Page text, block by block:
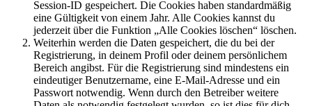
Session-ID gespeichert. Die Cookies haben standardmäßig
eine Gültigkeit von einem Jahr. Alle Cookies kannst du
jederzeit über die Funktion „Alle Cookies löschen“ löschen.
Weiterhin werden die Daten gespeichert, die du bei der
Registrierung, in deinem Profil oder deinem persönlichem
Bereich angibst. Für die Registrierung sind mindestens ein
eindeutiger Benutzername, eine E-Mail-Adresse und ein
Passwort notwendig. Wenn durch den Betreiber weitere